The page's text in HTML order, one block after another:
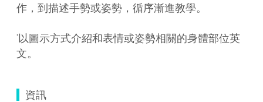
作，到描述手勢或姿勢，循序漸進教學。
˙以圖示方式介紹和表情或姿勢相關的身體部位英
文。
資訊